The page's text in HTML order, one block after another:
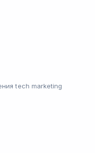
tech marketing